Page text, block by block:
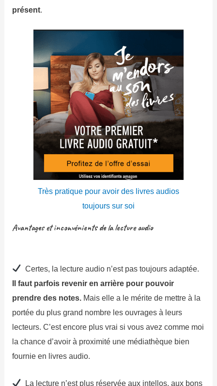
présent
Très pratique pour avoir des livres audios
toujours sur soi
Avantages et inconvénients de la lecture audio
Certes, la lecture audio n’est pas toujours adaptée.
Il faut parfois revenir en arrière pour pouvoir
prendre des notes. Mais elle a le mérite de mettre à la
portée du plus grand nombre les ouvrages à leurs
lecteurs. C’est encore plus vrai si vous avez comme moi
la chance d’avoir à proximité une médiathèque bien
fournie en livres audio.
La lecture n’est plus réservée aux intellos, aux bons